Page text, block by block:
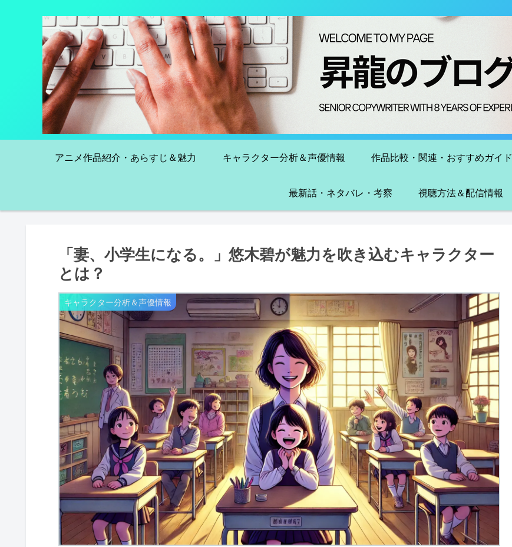
アニメ作品紹介・あらすじ＆魅力 キャラクター分析＆声優情報 作品比較・関連・おすすめガイド
最新話・ネタバレ・考察 視聴方法＆配信情報
「妻、小学生になる。」悠木碧が魅力を吹き込むキャラクター
とは？
キャラクター分析＆声優情報